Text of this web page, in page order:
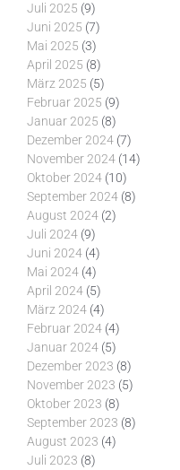
Juli 2025 (9)
Juni 2025 (7)
Mai 2025 (3)
April 2025 (8)
März 2025 (5)
Februar 2025 (9)
Januar 2025 (8)
Dezember 2024 (7)
November 2024 (14)
Oktober 2024 (10)
September 2024 (8)
August 2024 (2)
Juli 2024 (9)
Juni 2024 (4)
Mai 2024 (4)
April 2024 (5)
März 2024 (4)
Februar 2024 (4)
Januar 2024 (5)
Dezember 2023 (8)
November 2023 (5)
Oktober 2023 (8)
September 2023 (8)
August 2023 (4)
Juli 2023 (8)